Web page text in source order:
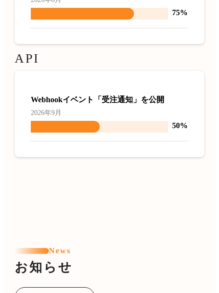
75%
API
Webhookイベント「受注通知」を公開
2026年9月
50%
News
お知らせ